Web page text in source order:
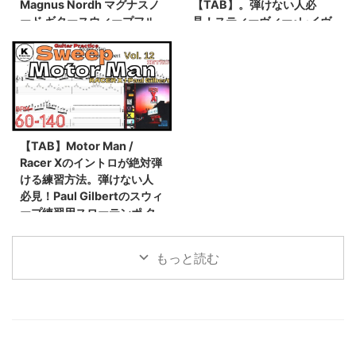
Magnus Nordh マグナスノ
ード ギタースウィープフル
スローテンポ タブ楽譜
【Guitar Picking Vol.44】
【TAB】。弾けない人必
見！スティーヴィー･レイヴ
【TAB】Motor Man /
Racer Xのイントロが絶対弾
ける練習方法。弾けない人
必見！Paul Gilbertのスウィ
ープ練習用スローテンポ タ
もっと読む